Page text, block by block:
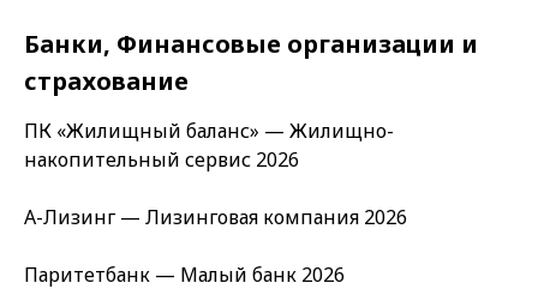
Банки, Финансовые организации и
страхование
ПК «Жилищный баланс» — Жилищно-
накопительный сервис 2026
А-Лизинг — Лизинговая компания 2026
Паритетбанк — Малый банк 2026